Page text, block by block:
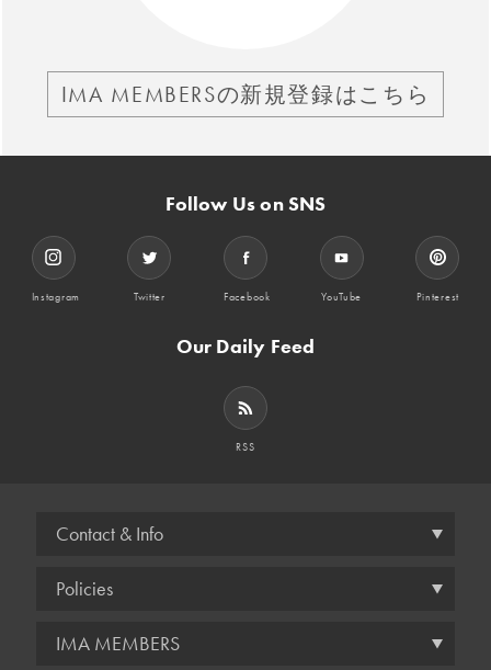
IMA MEMBERSの新規登録はこちら
Follow Us on SNS
Instagram Twitter Facebook YouTube Pinterest
Our Daily Feed
RSS
Contact & Info
Policies
IMA MEMBERS